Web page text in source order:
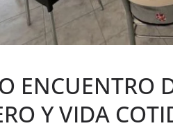
ENCUENTRO
Y VIDA